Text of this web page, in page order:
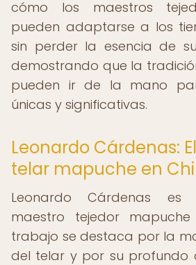
cómo los maestros
pueden adaptarse a los
sin perder la esencia de
demostrando que la
pueden ir de la mano
únicas y significativas.
Leonardo Cárdenas:
telar mapuche en
Leonardo Cárdenas es
maestro tejedor
trabajo se destaca por la
del telar y por su profundo